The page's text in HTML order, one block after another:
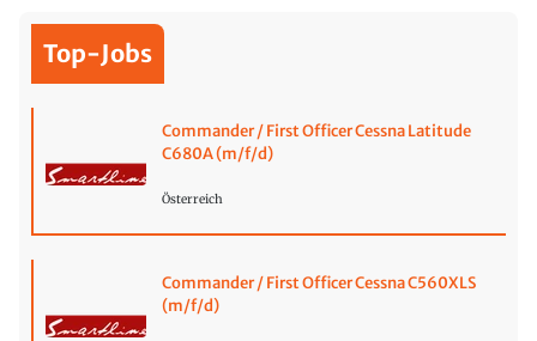
Top-Jobs
Commander / First Officer Cessna Latitude
C680A (m/f/d)
Österreich
Commander / First Officer Cessna C560XLS
(m/f/d)